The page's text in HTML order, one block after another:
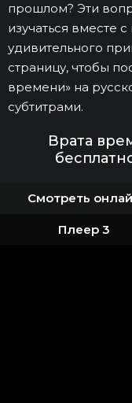
прошлом? Эти
изучаться вместе
удивительного
страницу, чтобы
времени» на
субтитрами.
Врата
Смотреть
Плеер 3